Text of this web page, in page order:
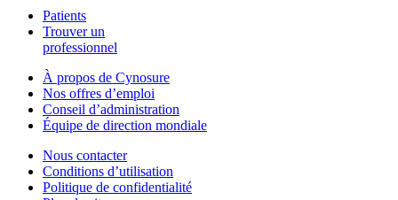
Patients
Trouver un
professionnel
À propos de Cynosure
Nos offres d’emploi
Conseil d’administration
Équipe de direction mondiale
Nous contacter
Conditions d’utilisation
Politique de confidentialité